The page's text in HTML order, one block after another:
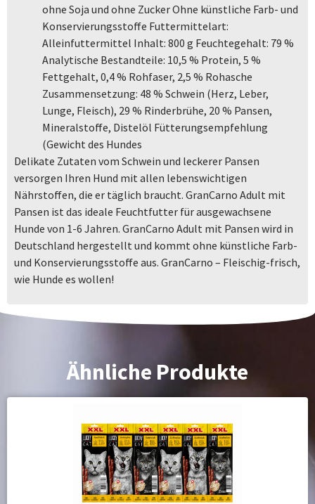
ohne Soja und ohne Zucker Ohne künstliche Farb- und
Konservierungsstoffe Futtermittelart:
Alleinfuttermittel Inhalt: 800 g Feuchtegehalt: 79 %
Analytische Bestandteile: 10,5 % Protein, 5 %
Fettgehalt, 0,4 % Rohfaser, 2,5 % Rohasche
Zusammensetzung: 48 % Schwein (Herz, Leber,
Lunge, Fleisch), 29 % Rinderbrühe, 20 % Pansen,
Mineralstoffe, Distelöl Fütterungsempfehlung
(Gewicht des Hundes
Delikate Zutaten vom Schwein und leckerer Pansen
versorgen Ihren Hund mit allen lebenswichtigen
Nährstoffen, die er täglich braucht. GranCarno Adult mit
Pansen ist das ideale Feuchtfutter für ausgewachsene
Hunde von 1-6 Jahren. GranCarno Adult mit Pansen wird in
Deutschland hergestellt und kommt ohne künstliche Farb-
und Konservierungsstoffe aus. GranCarno – Fleischig-frisch,
wie Hunde es wollen!
Ähnliche Produkte